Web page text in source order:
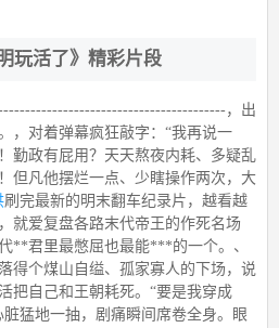
玩活了》精彩片段
，出
，对着弹幕疯狂敲字：“我再说一
勤政有屁用？天天熬夜内耗、多疑乱
但凡他摆烂一点、少瞎操作两次，大
刷完最新的明末翻车纪录片，越看越
就爱复盘各路末代帝王的作死名场
**君里最憋屈也最能***的一个。、
得个煤山自缢、孤家寡人的下场，说
把自己和王朝耗死。“要是我穿成
猛地一抽，剧痛瞬间席卷全身。眼